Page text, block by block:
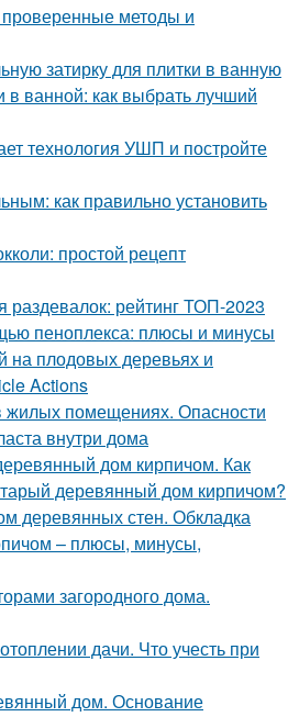
методы и
затирку для плитки в ванную
в ванной: как выбрать лучший
технология УШП и постройте
как правильно установить
простой рецепт
рейтинг ТОП-2023
пеноплекса: плюсы и минусы
на плодовых деревьях и
Actions
жилых помещениях. Опасности
внутри дома
дом кирпичом. Как
деревянный дом кирпичом?
деревянных стен. Обкладка
– плюсы, минусы,
загородного дома.
дачи. Что учесть при
дом. Основание